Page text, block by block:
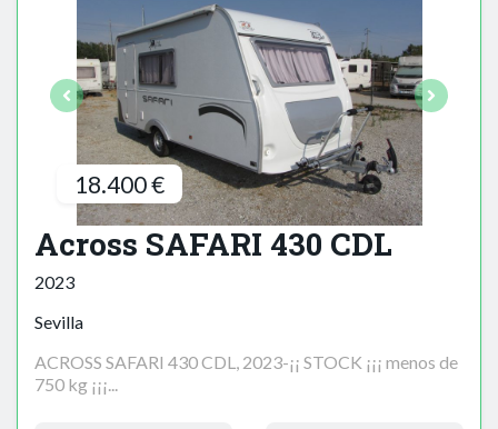
18.400 €
Across SAFARI 430 CDL
2023
Sevilla
ACROSS SAFARI 430 CDL, 2023-¡¡ STOCK ¡¡¡ menos de
750 kg ¡¡¡...